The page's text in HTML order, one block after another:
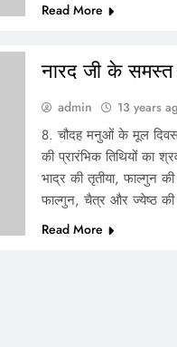
Read More
नारद जी के समस्त
admin 13 years
8. चौदह मनुओं के मूल दिवस
की प्रारंभिक तिथियों का
भाद्र की तृतीया, फाल्गुन की
फाल्गुन, चैत्र और ज्येष्ठ की
Read More